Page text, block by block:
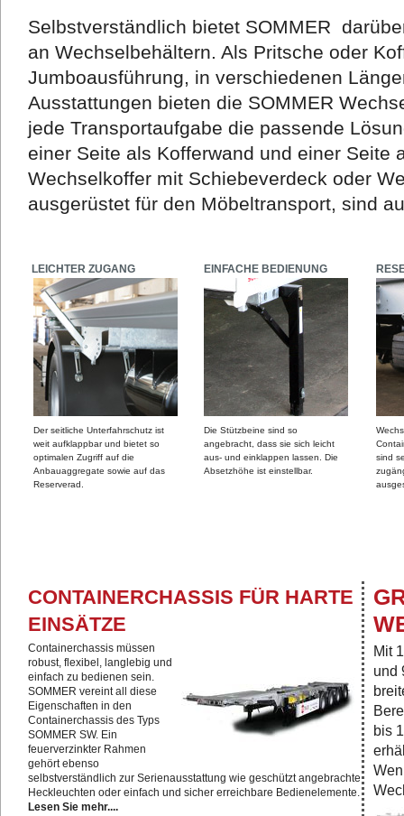
Selbstverständlich bietet SOMMER
an Wechselbehältern. Als Pritsche oder
Jumboausführung, in verschiedenen
Ausstattungen bieten die SOMMER
jede Transportaufgabe die passende
einer Seite als Kofferwand und einer Seite
Wechselkoffer mit Schiebeverdeck oder
ausgerüstet für den Möbeltransport, sind
LEICHTER ZUGANG
Der seitliche Unterfahrschutz ist
weit aufklappbar und bietet so
optimalen Zugriff auf die
Anbauaggregate sowie auf das
Reserverad.
EINFACHE BEDIENUNG
Die Stützbeine sind so
angebracht, dass sie sich leicht
aus- und einklappen lassen. Die
Absetzhöhe ist einstellbar.
sind
CONTAINERCHASSIS FÜR HARTE
EINSÄTZE
Containerchassis müssen
robust, flexibel, langlebig und
einfach zu bedienen sein.
SOMMER vereint all diese
Eigenschaften in den
Containerchassis des Typs
SOMMER SW. Ein
feuerverzinkter Rahmen
gehört ebenso
selbstverständlich zur Serienausstattung wie geschützt angebrachte
Heckleuchten oder einfach und sicher erreichbare Bedienelemente.
Lesen Sie mehr....
Mit
und
bis